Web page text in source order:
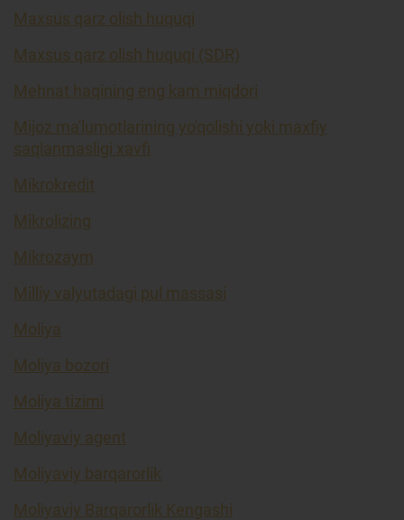
Maxsus qarz olish huquqi
Maxsus qarz olish huquqi (SDR)
Mehnat haqining eng kam miqdori
Mijoz ma'lumotlarining yo'qolishi yoki maxfiy
saqlanmasligi xavfi
Mikrokredit
Mikrolizing
Mikrozaym
Milliy valyutadagi pul massasi
Moliya
Moliya bozori
Moliya tizimi
Moliyaviy agent
Moliyaviy barqarorlik
Moliyaviy Barqarorlik Kengashi